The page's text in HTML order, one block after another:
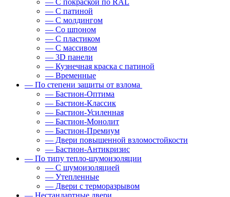
— С покраской по RAL
— С патиной
— С молдингом
— Со шпоном
— С пластиком
— С массивом
— 3D панели
— Кузнечная краска с патиной
— Временные
— По степени защиты от взлома
— Бастион-Оптима
— Бастион-Классик
— Бастион-Усиленная
— Бастион-Монолит
— Бастион-Премиум
— Двери повышенной взломостойкости
— Бастион-Антикризис
— По типу тепло-шумоизоляции
— С шумоизоляцией
— Утепленные
— Двери с терморазрывом
— Нестандартные двери